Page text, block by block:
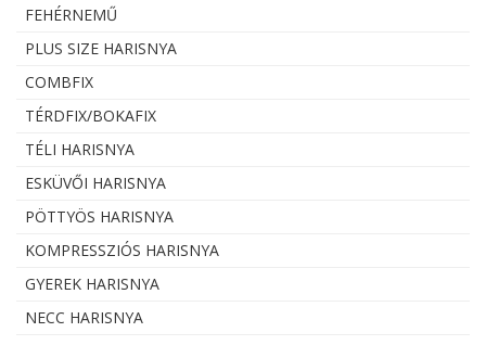
FEHÉRNEMŰ
PLUS SIZE HARISNYA
COMBFIX
TÉRDFIX/BOKAFIX
TÉLI HARISNYA
ESKÜVŐI HARISNYA
PÖTTYÖS HARISNYA
KOMPRESSZIÓS HARISNYA
GYEREK HARISNYA
NECC HARISNYA